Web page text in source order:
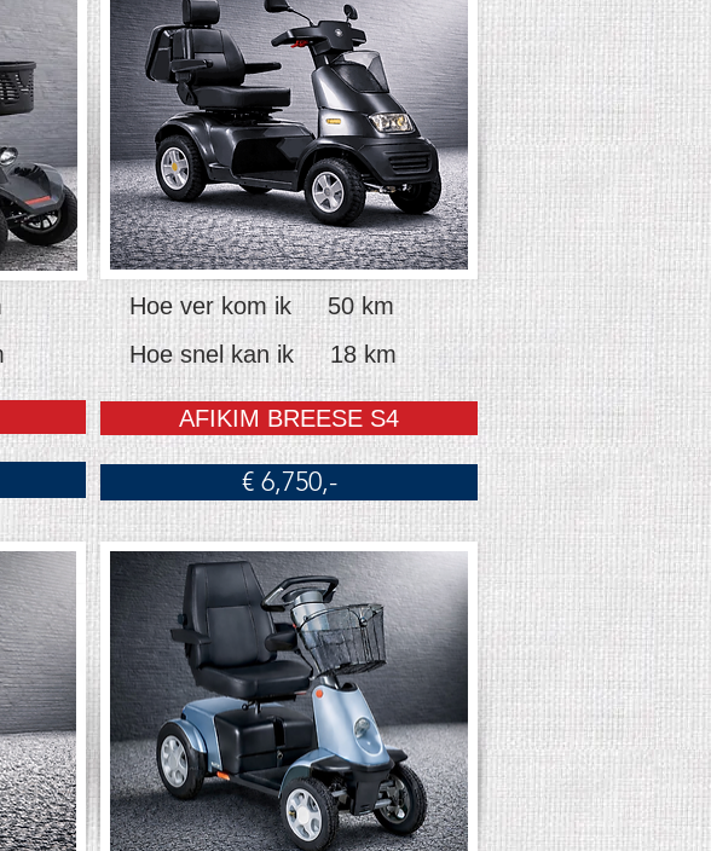
Hoe snel kan ik 18 km
Hoe ver kom ik 50 km
AFIKIM BREESE S4
€ 6,750,-